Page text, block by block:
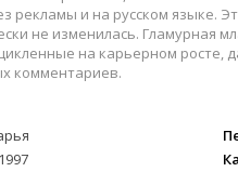
Детские
Драмы
рекламы и на русском языке.
не изменилась. Гламурная
на карьерном росте,
комментариев.